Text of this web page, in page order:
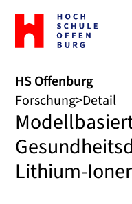
Zur
Startseite
Hochschule
HS Offenburg
Forschung Detail
Lithium-